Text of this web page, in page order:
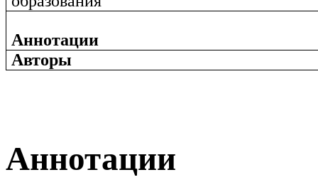
Аннотации
Авторы
Аннотации